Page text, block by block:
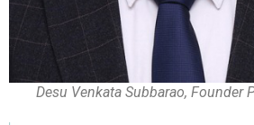
Desu Venkata Subbarao, Founder